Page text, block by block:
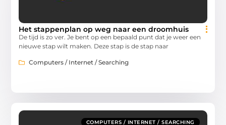
Het stappenplan op weg naar een droomhuis
De tijd is zo ver. Je bent op een bepaald punt dat je weer een
nieuwe stap wilt maken. Deze stap is de stap naar
Computers / Internet / Searching
COMPUTERS / INTERNET / SEARCHING